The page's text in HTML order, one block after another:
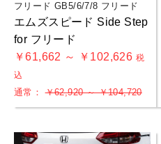
フリード GB5/6/7/8 フリード
エムズスピード Side Step
for フリード
￥61,662 ～ ￥102,626 税
込
通常：￥62,920 ～ ￥104,720